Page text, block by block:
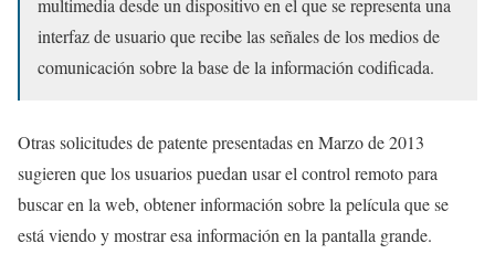
interfaz de usuario que recibe las señales de los medios de
comunicación sobre la base de la información codificada.
Otras solicitudes de patente presentadas en Marzo de 2013
sugieren que los usuarios puedan usar el control remoto para
buscar en la web, obtener información sobre la película que se
está viendo y mostrar esa información en la pantalla grande.